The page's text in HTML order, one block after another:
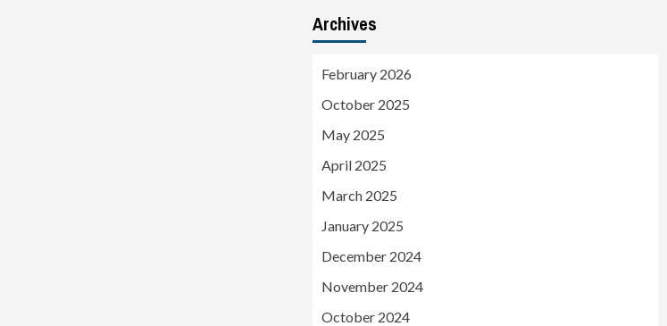
Archives
February 2026
October 2025
May 2025
April 2025
March 2025
January 2025
December 2024
November 2024
October 2024